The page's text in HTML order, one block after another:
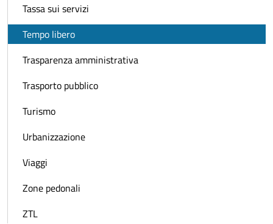
Tassa sui servizi
Tempo libero
Trasparenza amministrativa
Trasporto pubblico
Turismo
Urbanizzazione
Viaggi
Zone pedonali
ZTL